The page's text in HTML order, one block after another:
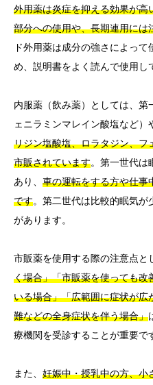
外用薬は炎症を抑える効果が
部分への使用や、長期連用には
ド外用薬は成分の強さによっ
め、説明書をよく読んで使用し
内服薬（飲み薬）としては、
ェニラミンマレイン酸塩など）
リジン塩酸塩、ロラタジン、
市販されています。第一世代は
あり、 車の運転をする方や仕事
です。第二世代は比較的眠気が
があります。
市販薬を使用する際の注意点と
く場合」「市販薬を使っても
いる場合」「広範囲に症状が
難などの全身症状を伴う場合」
療機関を受診することが重要で
また、 妊娠中・授乳中の方、小